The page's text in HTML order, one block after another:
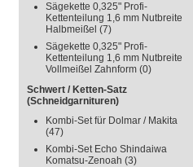
Sägekette 0,325" Profi-
Kettenteilung 1,6 mm Nutbreite
Halbmeißel (7)
Sägekette 0,325" Profi-
Kettenteilung 1,6 mm Nutbreite
Vollmeißel Zahnform (0)
Schwert / Ketten-Satz
(Schneidgarnituren)
Kombi-Set für Dolmar / Makita
(47)
Kombi-Set Echo Shindaiwa
Komatsu-Zenoah (3)